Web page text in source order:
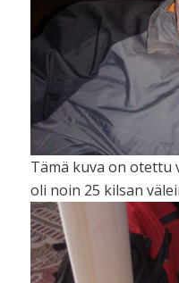
Tämä kuva on otettu
oli noin 25 kilsan